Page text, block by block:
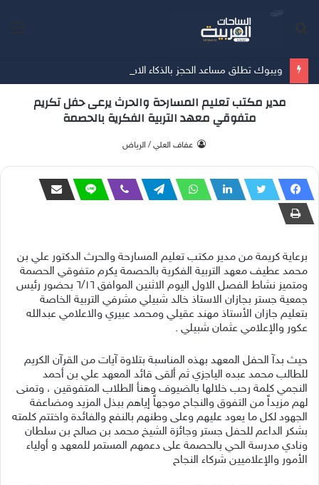
مدير مكتب تعليم المسارحة والحرث يرعى حفل تكريم
متفوقي معهد التربية الفكرية بالحصمة
‫ عفاف العلي / الرياض
برعاية كريمة من مدير مكتب تعليم المسارحة والحرث الدكتور علي بن
محمد عطيف معهد التربية الفكرية بالحصمة يكرم متفوقي الحصمة
ومتميز نشاط الفصل الاول اليوم الاثنين الموافق ٦/١٦ بحضور رئيس
جمعية جستر بجازان الاستاذ خالد شبيلي مشرفي التربية الخاصة
بتعليم جازان الأستاذ مهند عقيلي ومحمد عبيري والاعلامي عبدالله
عكور والإعلامي عثمان شبيلي .
حيث بدآ الحفل المعهد بهذه المناسبة بتلاوة آيات من القرآن الكريم
للطالب محمد عبده الياجزي ثم ألقى قائد المعهد علي بن أحمد
النجمي كلمة رحب خلالها بالضيوف وهنأ الطلاب المتفوقين ، وتمنى
لهم مزيداً من التفوق والنجاح موجهاً إياهم ببذل المزيد ومضاعفة
الجهود لكل ما يعود عليهم وعلى وطنهم بالنفع والفائدة واختتم كلمته
بشكر الداعم للحفل جستر وجائزة الشيخ محمد بن صالح بن سلطان
ونادي مدرسة الحي بالحصمة على دعمهم المستمر للمعهد و أولياء
الأمور والإعلاميين شركاء النجاح